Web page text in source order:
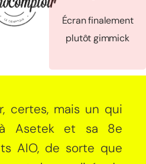
Écran finalement
plutôt gimmick
certes, mais un qui
Asetek et sa 8e
AIO, de sorte que